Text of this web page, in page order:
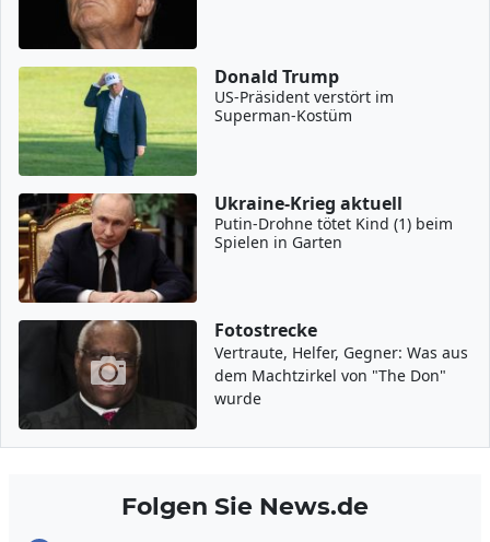
Donald Trump
US-Präsident verstört im
Superman-Kostüm
Ukraine-Krieg aktuell
Putin-Drohne tötet Kind (1) beim
Spielen in Garten
Fotostrecke
Vertraute, Helfer, Gegner: Was aus
dem Machtzirkel von "The Don"
wurde
Folgen Sie News.de